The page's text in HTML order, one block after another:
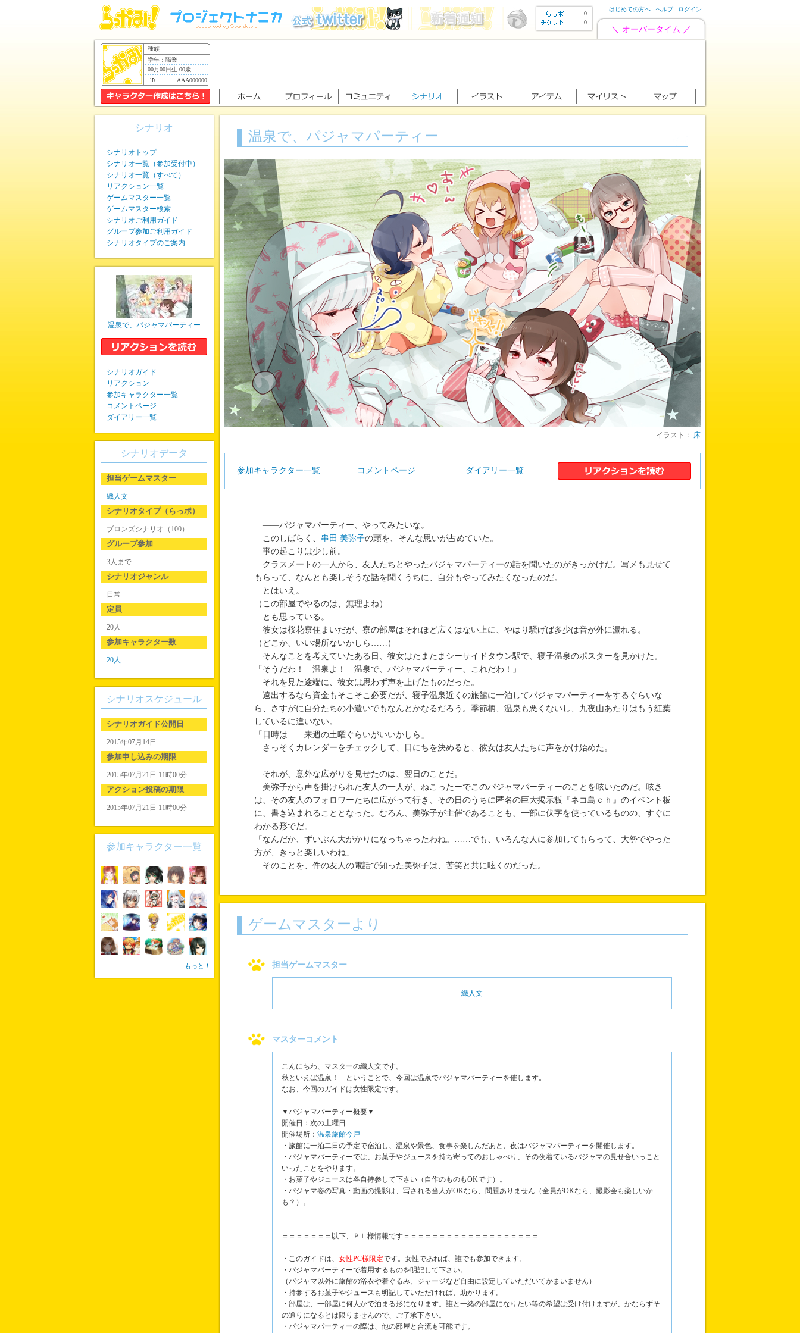
0
0
はじめての方へ ヘルプ ログイン
＼ オーバータイム ／
種族
学年：職業
00月00日生 00歳
AAA000000
温泉で、パジャマパーティー
イラスト： 床
参加キャラクター一覧 コメントページ ダイアリー一覧
――パジャマパーティー、やってみたいな。
このしばらく、 串田 美弥子の頭を、そんな思いが占めていた。
事の起こりは少し前。
クラスメートの一人から、友人たちとやったパジャマパーティーの話を聞いたのがきっかけだ。写メも見せて
もらって、なんとも楽しそうな話を聞くうちに、自分もやってみたくなったのだ。
とはいえ。
（この部屋でやるのは、無理よね）
とも思っている。
彼女は桜花寮住まいだが、寮の部屋はそれほど広くはない上に、やはり騒げば多少は音が外に漏れる。
（どこか、いい場所ないかしら……）
そんなことを考えていたある日、彼女はたまたまシーサイドタウン駅で、寝子温泉のポスターを見かけた。
「そうだわ！ 温泉よ！ 温泉で、パジャマパーティー、これだわ！」
それを見た途端に、彼女は思わず声を上げたものだった。
遠出するなら資金もそこそこ必要だが、寝子温泉近くの旅館に一泊してパジャマパーティーをするぐらいな
ら、さすがに自分たちの小遣いでもなんとかなるだろう。季節柄、温泉も悪くないし、九夜山あたりはもう紅葉
しているに違いない。
「日時は……来週の土曜ぐらいがいいかしら」
さっそくカレンダーをチェックして、日にちを決めると、彼女は友人たちに声をかけ始めた。
それが、意外な広がりを見せたのは、翌日のことだ。
美弥子から声を掛けられた友人の一人が、ねこったーでこのパジャマパーティーのことを呟いたのだ。呟き
は、その友人のフォロワーたちに広がって行き、その日のうちに匿名の巨大掲示板『ネコ島ｃｈ』のイベント板
に、書き込まれることとなった。むろん、美弥子が主催であることも、一部に伏字を使っているものの、すぐに
わかる形でだ。
「なんだか、ずいぶん大がかりになっちゃったわね。……でも、いろんな人に参加してもらって、大勢でやった
方が、きっと楽しいわね」
そのことを、件の友人の電話で知った美弥子は、苦笑と共に呟くのだった。
ゲームマスターより
担当ゲームマスター
織人文
マスターコメント
こんにちわ、マスターの織人文です。
秋といえば温泉！ ということで、今回は温泉でパジャマパーティーを催します。
なお、今回のガイドは女性限定です。
▼パジャマパーティー概要▼
開催日：次の土曜日
開催場所： 温泉旅館今戸
・旅館に一泊二日の予定で宿泊し、温泉や景色、食事を楽しんだあと、夜はパジャマパーティーを開催します。
・パジャマパーティーでは、お菓子やジュースを持ち寄ってのおしゃべり、その夜着ているパジャマの見せ合いっこと
いったことをやります。
・お菓子やジュースは各自持参して下さい（自作のものもOKです）。
・パジャマ姿の写真・動画の撮影は、写される当人がOKなら、問題ありません（全員がOKなら、撮影会も楽しいか
も？）。
＝＝＝＝＝＝＝以下、ＰＬ様情報です＝＝＝＝＝＝＝＝＝＝＝＝＝＝＝＝＝＝＝
・このガイドは、 女性PC様限定です。女性であれば、誰でも参加できます。
・パジャマパーティーで着用するものを明記して下さい。
（パジャマ以外に旅館の浴衣や着ぐるみ、ジャージなど自由に設定していただいてかまいません）
・持参するお菓子やジュースも明記していただければ、助かります。
・部屋は、一部屋に何人かで泊まる形になります。誰と一緒の部屋になりたい等の希望は受け付けますが、かならずそ
の通りになるとは限りませんので、ご了承下さい。
・パジャマパーティーの際は、他の部屋と合流も可能です。
シナリオ
シナリオトップ
シナリオ一覧（参加受付中）
シナリオ一覧（すべて）
リアクション一覧
ゲームマスター一覧
ゲームマスター検索
シナリオご利用ガイド
グループ参加ご利用ガイド
シナリオタイプのご案内
温泉で、パジャマパーティー
シナリオガイド
リアクション
参加キャラクター一覧
コメントページ
ダイアリー一覧
シナリオデータ
担当ゲームマスター
織人文
シナリオタイプ（らっポ）
ブロンズシナリオ（100）
グループ参加
3人まで
シナリオジャンル
日常
定員
20人
参加キャラクター数
20人
シナリオスケジュール
シナリオガイド公開日
2015年07月14日
参加申し込みの期限
2015年07月21日 11時00分
アクション投稿の期限
2015年07月21日 11時00分
参加キャラクター一覧
もっと！